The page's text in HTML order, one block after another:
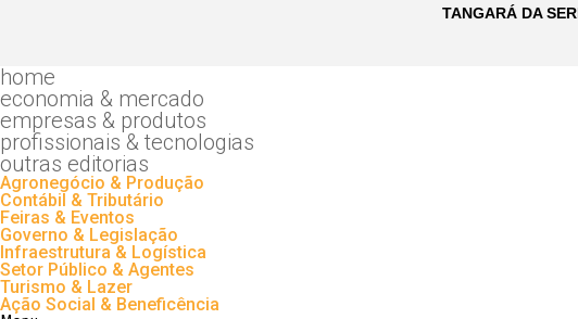
home
economia & mercado
empresas & produtos
profissionais & tecnologias
outras editorias
Agronegócio & Produção
Contábil & Tributário
Feiras & Eventos
Governo & Legislação
Infraestrutura & Logística
Setor Público & Agentes
Turismo & Lazer
Ação Social & Beneficência